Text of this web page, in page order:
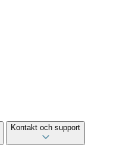
Kontakt och support